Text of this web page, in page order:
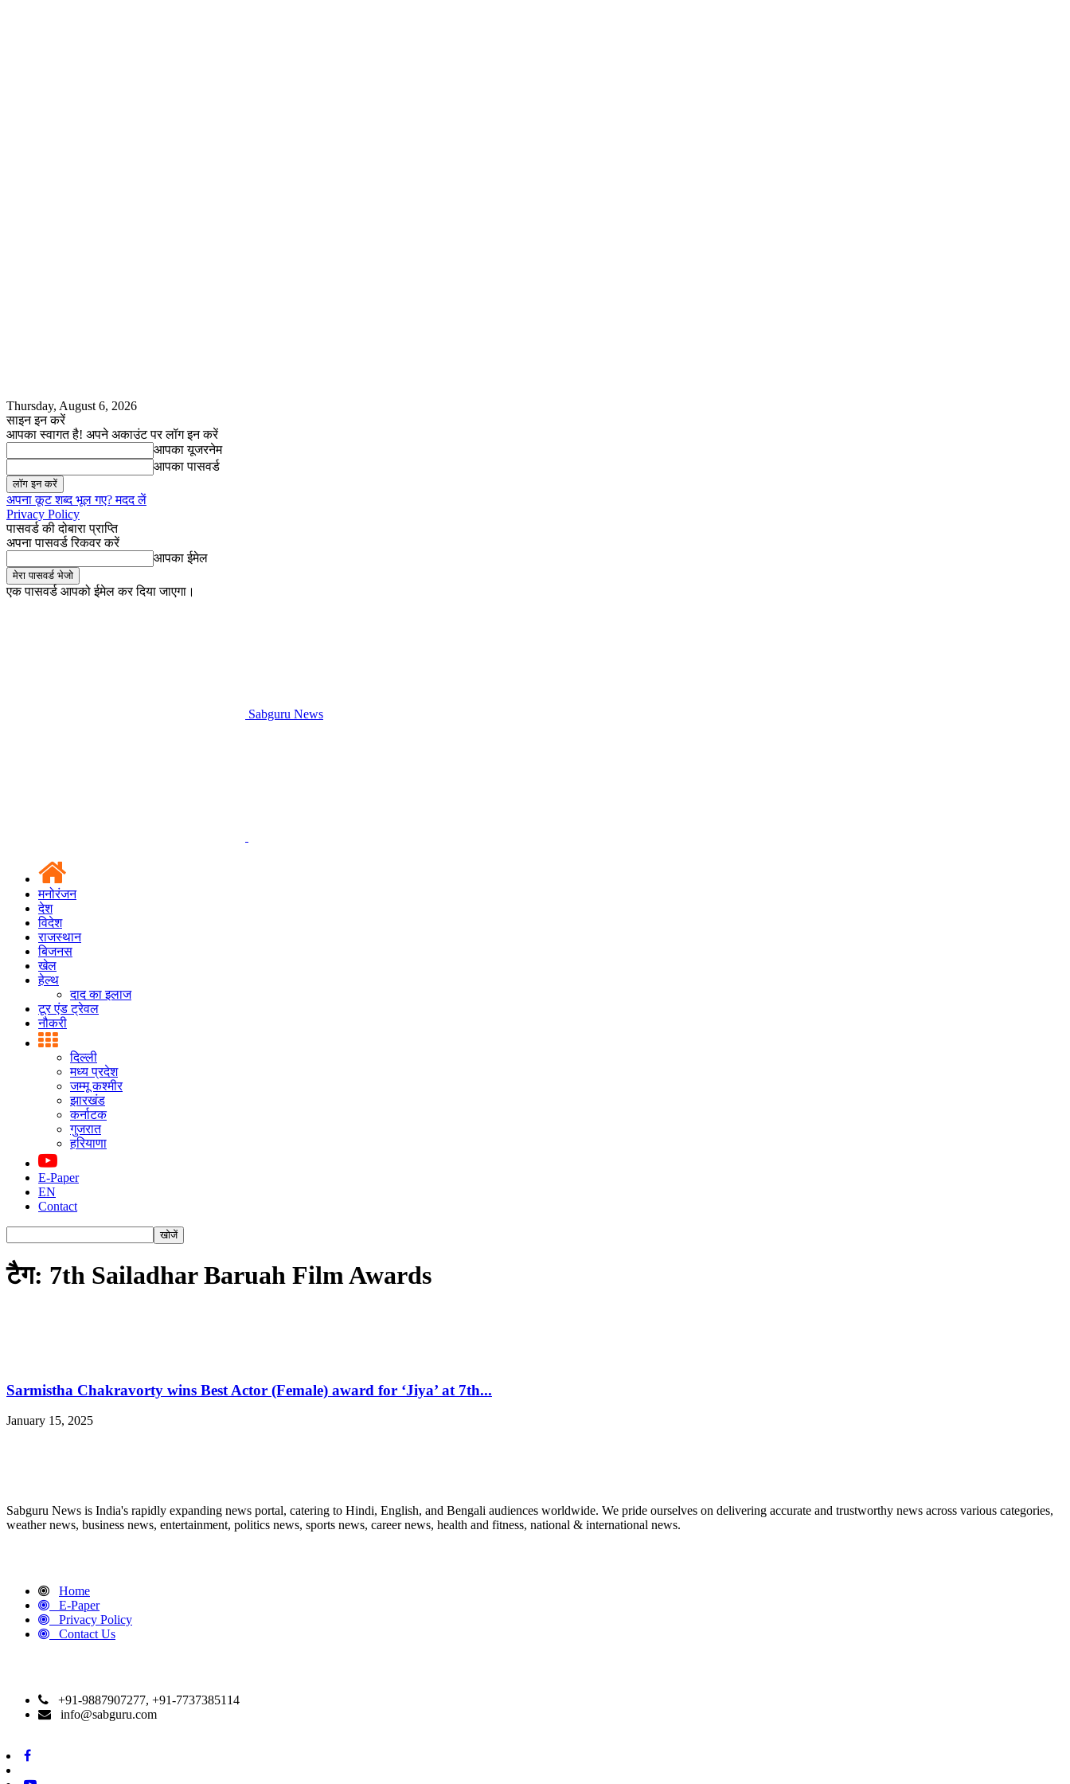
Thursday, August 6, 2026
साइन इन करें
आपका स्वागत है! अपने अकाउंट पर लॉग इन करें
आपका यूजरनेम
आपका पासवर्ड
अपना कूट शब्द भूल गए? मदद लें
Privacy Policy
पासवर्ड की दोबारा प्राप्ति
अपना पासवर्ड रिकवर करें
आपका ईमेल
एक पासवर्ड आपको ईमेल कर दिया जाएगा।
Sabguru News
मनोरंजन
देश
विदेश
राजस्थान
बिजनस
खेल
हेल्थ
दाद का इलाज
टूर एंड ट्रेवल
नौकरी
दिल्ली
मध्य प्रदेश
जम्मू कश्मीर
झारखंड
कर्नाटक
गुजरात
हरियाणा
E-Paper
EN
Contact
टैग: 7th Sailadhar Baruah Film Awards
Sarmistha Chakravorty wins Best Actor (Female) award for ‘Jiya’ at 7th...
January 15, 2025
Sabguru News is India's rapidly expanding news portal, catering to Hindi, English, and Bengali audiences worldwide. We pride ourselves on delivering accurate and trustworthy news across various categories,
weather news, business news, entertainment, politics news, sports news, career news, health and fitness, national & international news.
Home
E-Paper
Privacy Policy
Contact Us
+91-9887907277, +91-7737385114
info@sabguru.com